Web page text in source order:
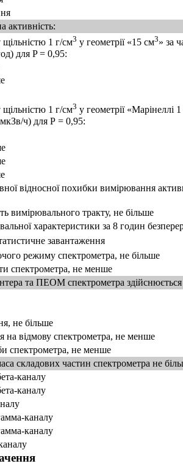
активність:
щільністю 1 г/см3 у геометрії «15 см3» за
для P = 0,95:
щільністю 1 г/см3 у геометрії «Марінеллі
ч) для Р = 0,95:
відносної похибки вимірювання
вимірювального тракту, не більше
характеристики за 8 годин
завантаження
режиму спектрометра, не більше
спектрометра, не менше
та ПЕОМ спектрометра здійснюється
не більше
на відмову спектрометра, не менше
спектрометра, не менше
складових частин спектрометра не
каналу
каналу
каналу
каналу